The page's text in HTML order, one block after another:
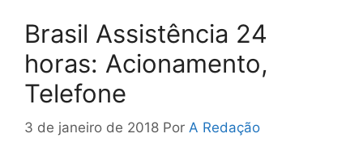
Brasil Assistência 24
horas: Acionamento,
Telefone
3 de janeiro de 2018 Por A Redação